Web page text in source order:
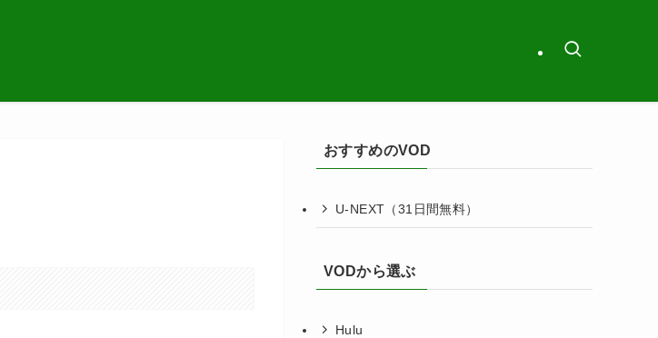
おすすめのVOD
U-NEXT（31日間無料）
VODから選ぶ
Hulu